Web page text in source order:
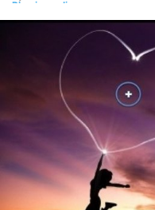
Physics.online